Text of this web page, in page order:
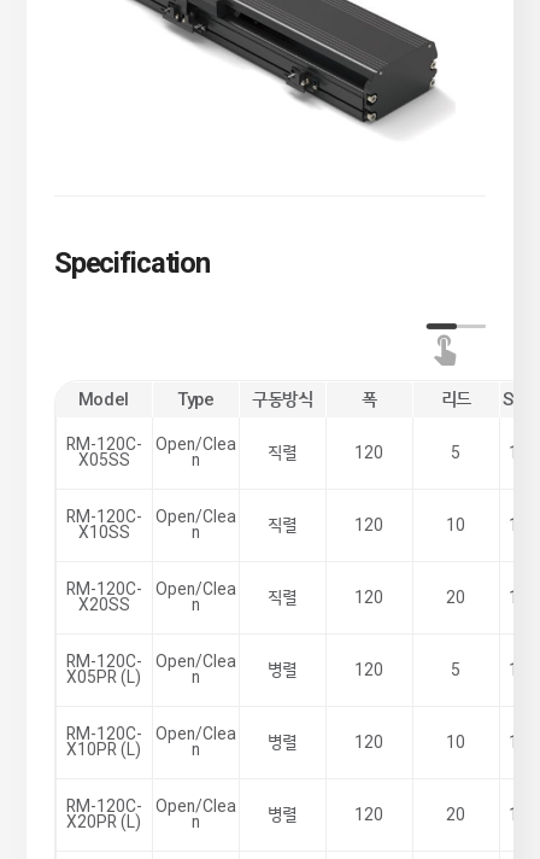
Specification
Model Type 구동방식 폭 리드
RM-120C-
X05SS
Open/Clea
n
직렬 120 5
RM-120C-
X10SS
Open/Clea
n
직렬 120 10
RM-120C-
X20SS
Open/Clea
n
직렬 120 20
RM-120C-
X05PR (L)
Open/Clea
n
병렬 120 5
RM-120C-
X10PR (L)
Open/Clea
n
병렬 120 10
RM-120C-
X20PR (L)
Open/Clea
n
병렬 120 20